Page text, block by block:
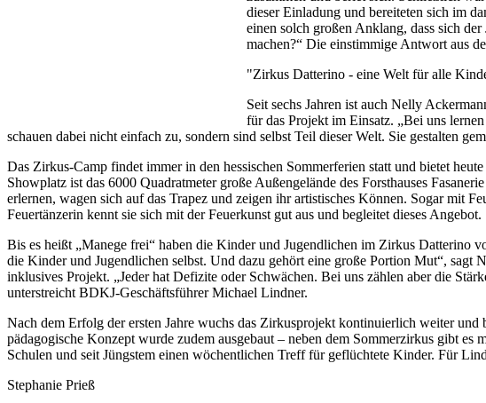
dieser Einladung und bereiteten sich im
einen solch großen Anklang, dass sich
machen?“ Die einstimmige Antwort aus
"Zirkus Datterino - eine Welt für alle
Seit sechs Jahren ist auch Nelly
für das Projekt im Einsatz. „Bei uns
schauen dabei nicht einfach zu, sondern sind selbst Teil dieser Welt. Sie gestalten
Das Zirkus-Camp findet immer in den hessischen Sommerferien statt und bietet
Showplatz ist das 6000 Quadratmeter große Außengelände des Forsthauses
erlernen, wagen sich auf das Trapez und zeigen ihr artistisches Können. Sogar mit
Feuertänzerin kennt sie sich mit der Feuerkunst gut aus und begleitet dieses Angebot.
Bis es heißt „Manege frei“ haben die Kinder und Jugendlichen im Zirkus Datterino
die Kinder und Jugendlichen selbst. Und dazu gehört eine große Portion Mut“,
inklusives Projekt. „Jeder hat Defizite oder Schwächen. Bei uns zählen aber die
unterstreicht BDKJ-Geschäftsführer Michael Lindner.
Nach dem Erfolg der ersten Jahre wuchs das Zirkusprojekt kontinuierlich weiter
pädagogische Konzept wurde zudem ausgebaut – neben dem Sommerzirkus gibt
Schulen und seit Jüngstem einen wöchentlichen Treff für geflüchtete Kinder. Für
Stephanie Prieß